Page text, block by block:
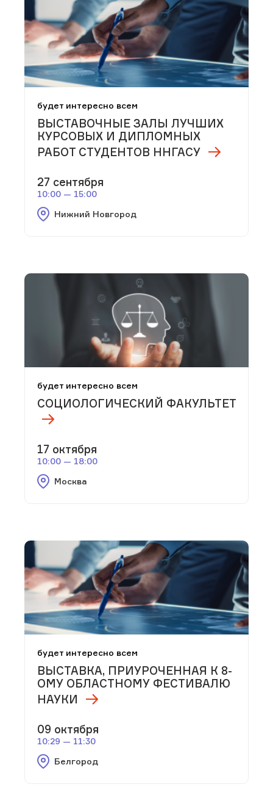
будет интересно всем
ВЫСТАВОЧНЫЕ ЗАЛЫ ЛУЧШИХ
КУРСОВЫХ И ДИПЛОМНЫХ
РАБОТ СТУДЕНТОВ ННГАСУ
27 сентября
10:00 — 15:00
Нижний Новгород
будет интересно всем
СОЦИОЛОГИЧЕСКИЙ ФАКУЛЬТЕТ
17 октября
10:00 — 18:00
Москва
будет интересно всем
ВЫСТАВКА, ПРИУРОЧЕННАЯ К 8-
ОМУ ОБЛАСТНОМУ ФЕСТИВАЛЮ
НАУКИ
09 октября
10:29 — 11:30
Белгород